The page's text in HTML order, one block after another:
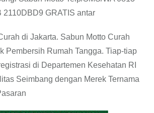
2110DBD9 GRATIS antar
di Jakarta. Sabun Motto Curah
Pembersih Rumah Tangga. Tiap-tiap
di Departemen Kesehatan RI
Seimbang dengan Merek Ternama